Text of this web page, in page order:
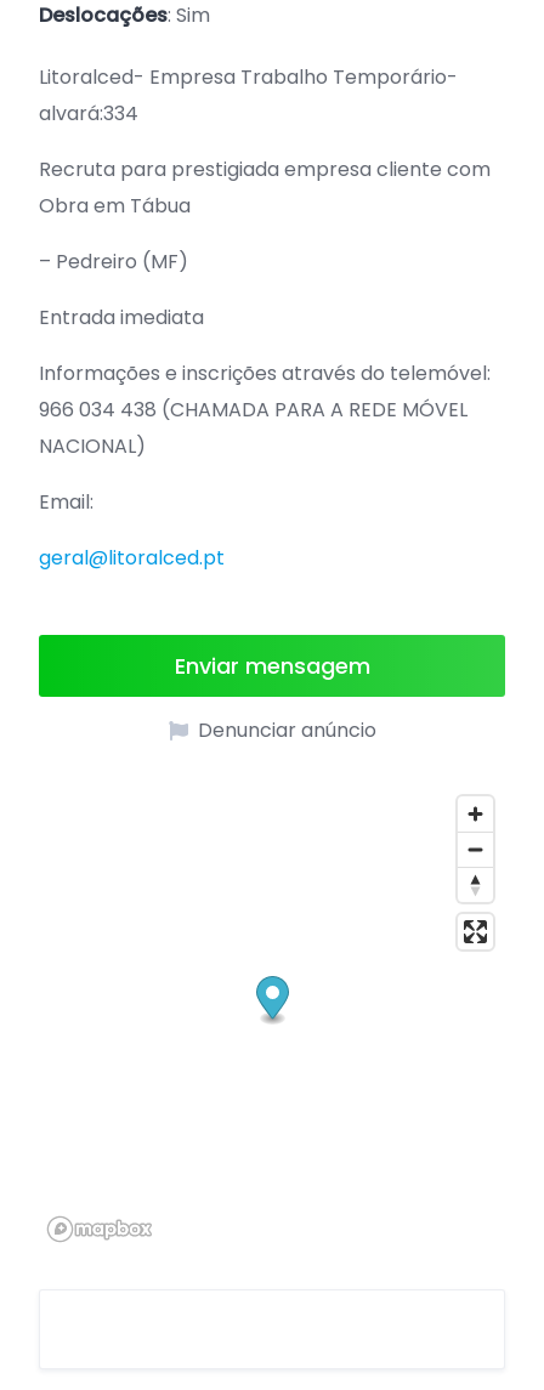
Deslocações: Sim
Litoralced- Empresa Trabalho Temporário-
alvará:334
Recruta para prestigiada empresa cliente com
Obra em Tábua
– Pedreiro (MF)
Entrada imediata
Informações e inscrições através do telemóvel:
966 034 438 (CHAMADA PARA A REDE MÓVEL
NACIONAL)
Email:
geral@litoralced.pt
Enviar mensagem
Denunciar anúncio